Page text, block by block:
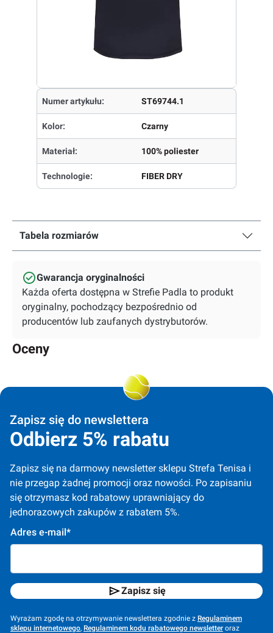
Numer artykułu: ST69744.1
Kolor: Czarny
Materiał: 100% poliester
Technologie: FIBER DRY
Tabela rozmiarów
Gwarancja oryginalności
Każda oferta dostępna w Strefie Padla to produkt
oryginalny, pochodzący bezpośrednio od
producentów lub zaufanych dystrybutorów.
Oceny
Zapisz się do newslettera
Odbierz 5% rabatu
Zapisz się na darmowy newsletter sklepu Strefa Tenisa i
nie przegap żadnej promocji oraz nowości. Po zapisaniu
się otrzymasz kod rabatowy uprawniający do
jednorazowych zakupów z rabatem 5%.
Adres e-mail*
Zapisz się
Wyrażam zgodę na otrzymywanie newslettera zgodnie z Regulaminem
sklepu internetowego, Regulaminem kodu rabatowego newsletter oraz